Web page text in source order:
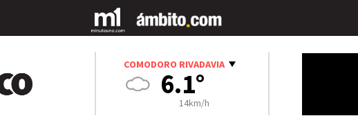
COMODORO RIVADAVIA
6.1°
14km/h